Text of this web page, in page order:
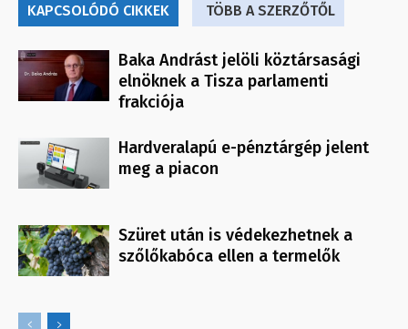
KAPCSOLÓDÓ CIKKEK TÖBB A SZERZŐTŐL
Baka Andrást jelöli köztársasági
elnöknek a Tisza parlamenti
frakciója
Hardveralapú e-pénztárgép jelent
meg a piacon
Szüret után is védekezhetnek a
szőlőkabóca ellen a termelők